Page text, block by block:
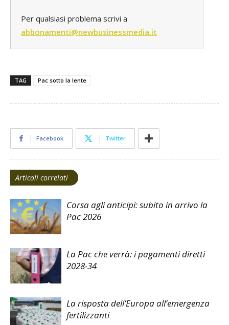
Per qualsiasi problema scrivi a
abbonamenti@newbusinessmedia.it
TAG Pac sotto la lente
Facebook Twitter
Articoli correlati
Corsa agli anticipi: subito in arrivo la
Pac 2026
La Pac che verrà: i pagamenti diretti
2028-34
La risposta dell’Europa all’emergenza
fertilizzanti